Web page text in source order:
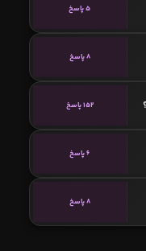
5 پاسخ
8 پاسخ
152 پاسخ
6 پاسخ
8 پاسخ